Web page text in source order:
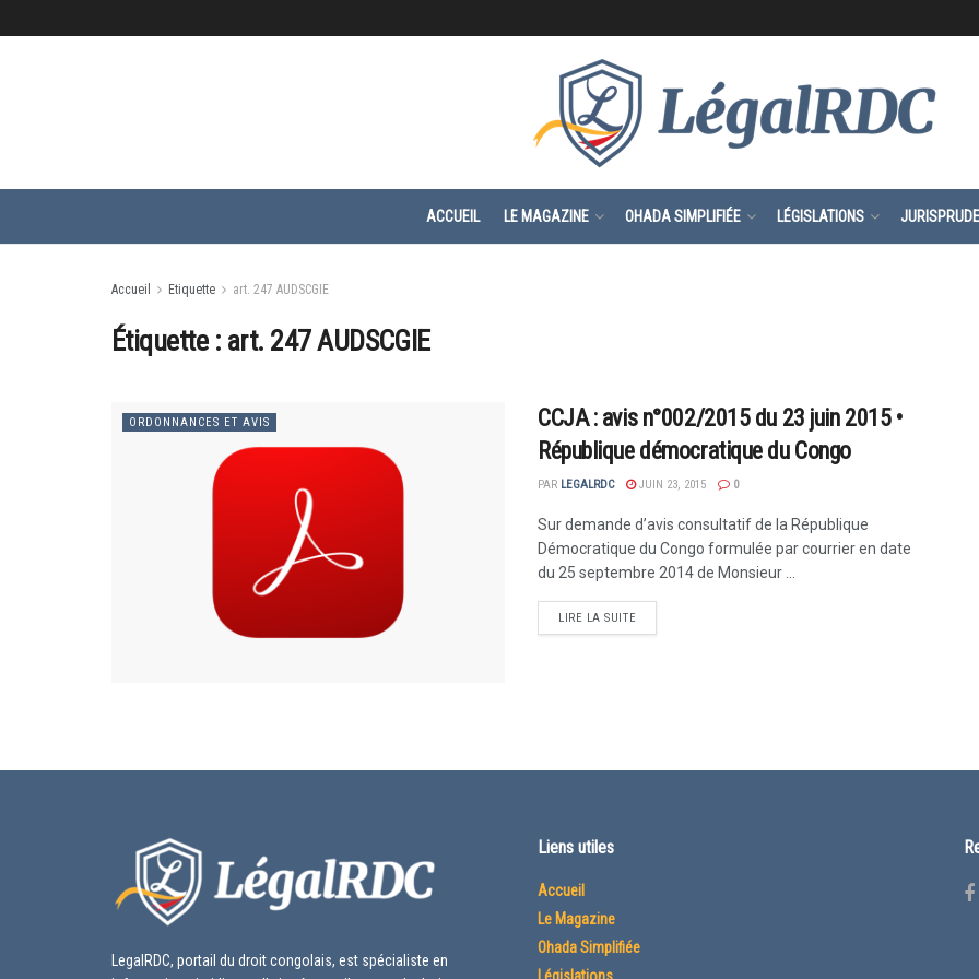
ACCUEIL LE MAGAZINE OHADA SIMPLIFIÉE LÉGISLATIONS
Accueil Etiquette art. 247 AUDSCGIE
Étiquette : art. 247 AUDSCGIE
ORDONNANCES ET AVIS
CCJA : avis n°002/2015 du 23 juin 2015 •
République démocratique du Congo
PAR LEGALRDC JUIN 23, 2015 0
Sur demande d’avis consultatif de la République
Démocratique du Congo formulée par courrier en date
du 25 septembre 2014 de Monsieur ...
LIRE LA SUITE
LegalRDC, portail du droit congolais, est spécialiste en
Liens utiles
Accueil
Le Magazine
Ohada Simplifiée